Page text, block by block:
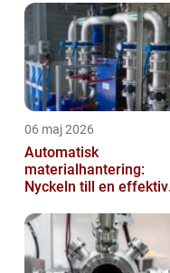
06 maj 2026
Automatisk
materialhantering:
Nyckeln till en effektiv